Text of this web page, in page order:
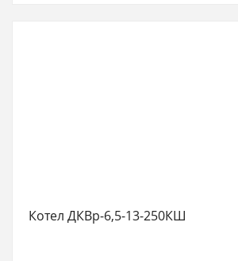
Котел ДКВр-6,5-13-250КШ